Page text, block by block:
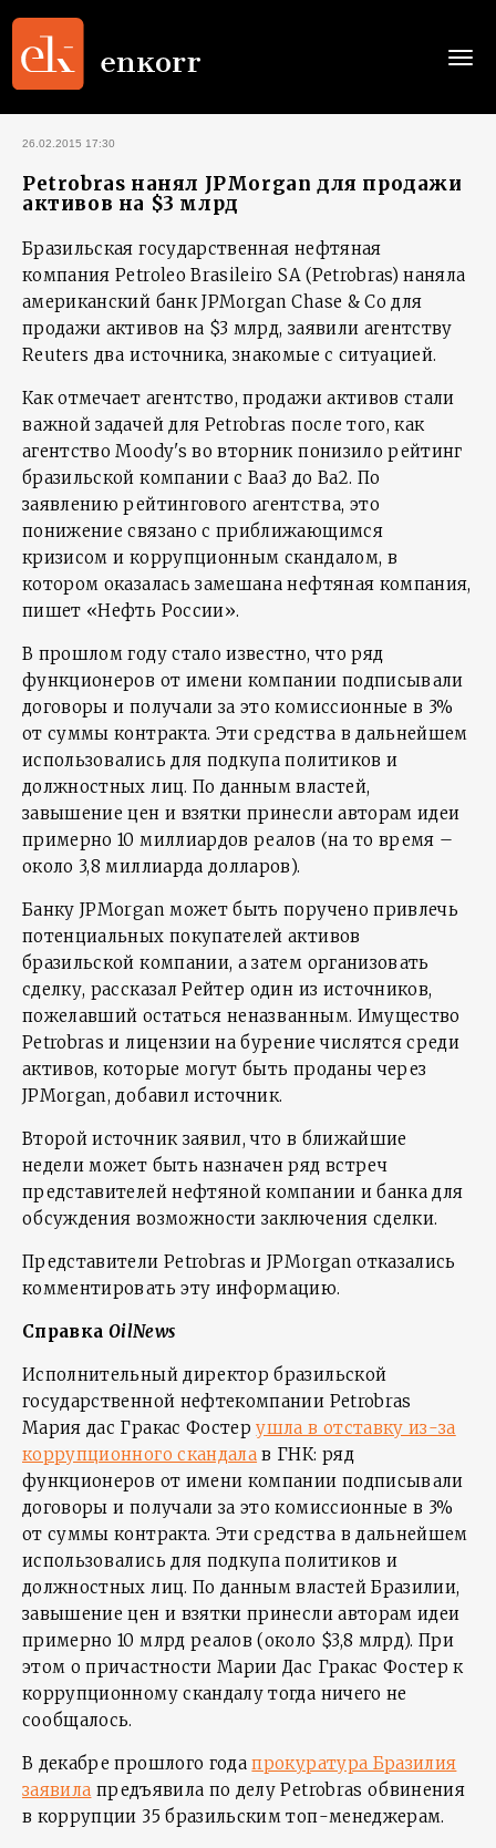
26.02.2015 17:30
Petrobras нанял JPMorgan для продажи
активов на $3 млрд
Бразильская государственная нефтяная
компания Petroleo Brasileiro SA (Petrobras) наняла
американский банк JPMorgan Chase & Co для
продажи активов на $3 млрд, заявили агентству
Reuters два источника, знакомые с ситуацией.
Как отмечает агентство, продажи активов стали
важной задачей для Petrobras после того, как
агентство Moody's во вторник понизило рейтинг
бразильской компании с Baa3 до Ba2. По
заявлению рейтингового агентства, это
понижение связано с приближающимся
кризисом и коррупционным скандалом, в
котором оказалась замешана нефтяная компания,
пишет «Нефть России».
В прошлом году стало известно, что ряд
функционеров от имени компании подписывали
договоры и получали за это комиссионные в 3%
от суммы контракта. Эти средства в дальнейшем
использовались для подкупа политиков и
должностных лиц. По данным властей,
завышение цен и взятки принесли авторам идеи
примерно 10 миллиардов реалов (на то время –
около 3,8 миллиарда долларов).
Банку JPMorgan может быть поручено привлечь
потенциальных покупателей активов
бразильской компании, а затем организовать
сделку, рассказал Рейтер один из источников,
пожелавший остаться неназванным. Имущество
Petrobras и лицензии на бурение числятся среди
активов, которые могут быть проданы через
JPMorgan, добавил источник.
Второй источник заявил, что в ближайшие
недели может быть назначен ряд встреч
представителей нефтяной компании и банка для
обсуждения возможности заключения сделки.
Представители Petrobras и JPMorgan отказались
комментировать эту информацию.
Справка OilNews
Исполнительный директор бразильской
государственной нефтекомпании Petrobras
Мария дас Гракас Фостерушла в отставку из-за
коррупционного скандала в ГНК: ряд
функционеров от имени компании подписывали
договоры и получали за это комиссионные в 3%
от суммы контракта. Эти средства в дальнейшем
использовались для подкупа политиков и
должностных лиц. По данным властей Бразилии,
завышение цен и взятки принесли авторам идеи
примерно 10 млрд реалов (около $3,8 млрд). При
этом о причастности Марии Дас Гракас Фостер к
коррупционному скандалу тогда ничего не
сообщалось.
В декабре прошлого годапрокуратура Бразилия
заявила предъявила по делу Petrobras обвинения
в коррупции 35 бразильским топ-менеджерам.